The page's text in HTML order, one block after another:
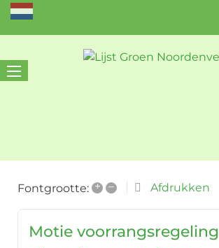
Fontgrootte: + – Afdrukken
Motie voorrangsregeling